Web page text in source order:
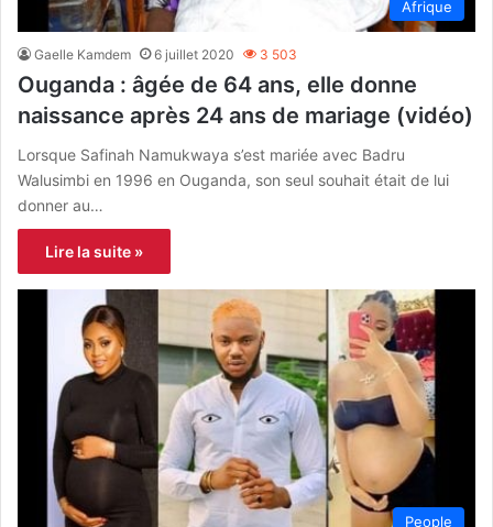
Afrique
Gaelle Kamdem 6 juillet 2020 3 503
Ouganda : âgée de 64 ans, elle donne
naissance après 24 ans de mariage (vidéo)
Lorsque Safinah Namukwaya s’est mariée avec Badru
Walusimbi en 1996 en Ouganda, son seul souhait était de lui
donner au…
Lire la suite »
People